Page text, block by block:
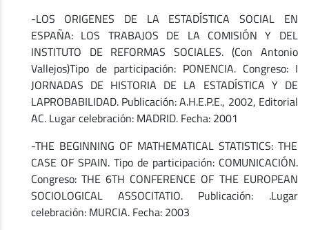
-LOS ORIGENES DE LA ESTADÍSTICA SOCIAL EN
ESPAÑA: LOS TRABAJOS DE LA COMISIÓN Y DEL
INSTITUTO DE REFORMAS SOCIALES. (Con Antonio
Vallejos)Tipo de participación: PONENCIA. Congreso: I
JORNADAS DE HISTORIA DE LA ESTADÍSTICA Y DE
LAPROBABILIDAD. Publicación: A.H.E.P.E., 2002, Editorial
AC. Lugar celebración: MADRID. Fecha: 2001
-THE BEGINNING OF MATHEMATICAL STATISTICS: THE
CASE OF SPAIN. Tipo de participación: COMUNICACIÓN.
Congreso: THE 6TH CONFERENCE OF THE EUROPEAN
SOCIOLOGICAL ASSOCITATIO. Publicación: .Lugar
celebración: MURCIA. Fecha: 2003